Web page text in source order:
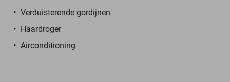
Verduisterende gordijnen
Haardroger
Airconditioning